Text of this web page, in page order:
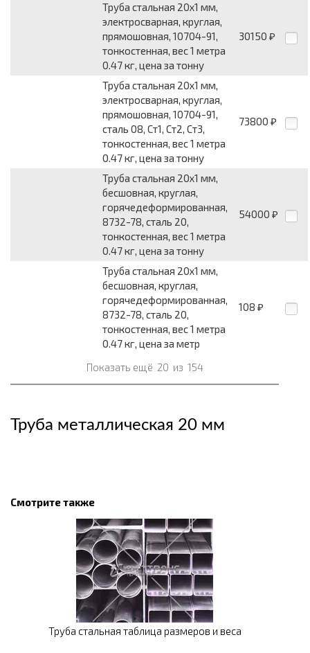
Труба стальная 20x1 мм,
электросварная, круглая,
прямошовная, 10704-91,
тонкостенная, вес 1 метра
0.47 кг, цена за тонну
30150 ₽
Труба стальная 20x1 мм,
электросварная, круглая,
прямошовная, 10704-91,
сталь 08, Ст1, Ст2, Ст3,
тонкостенная, вес 1 метра
0.47 кг, цена за тонну
73800 ₽
Труба стальная 20x1 мм,
бесшовная, круглая,
горячедеформированная,
8732-78, сталь 20,
тонкостенная, вес 1 метра
0.47 кг, цена за тонну
54000 ₽
Труба стальная 20x1 мм,
бесшовная, круглая,
горячедеформированная,
8732-78, сталь 20,
тонкостенная, вес 1 метра
0.47 кг, цена за метр
108 ₽
Показать ещё 20 из 154
Труба металлическая 20 мм
Смотрите также
Труба стальная таблица размеров и веса